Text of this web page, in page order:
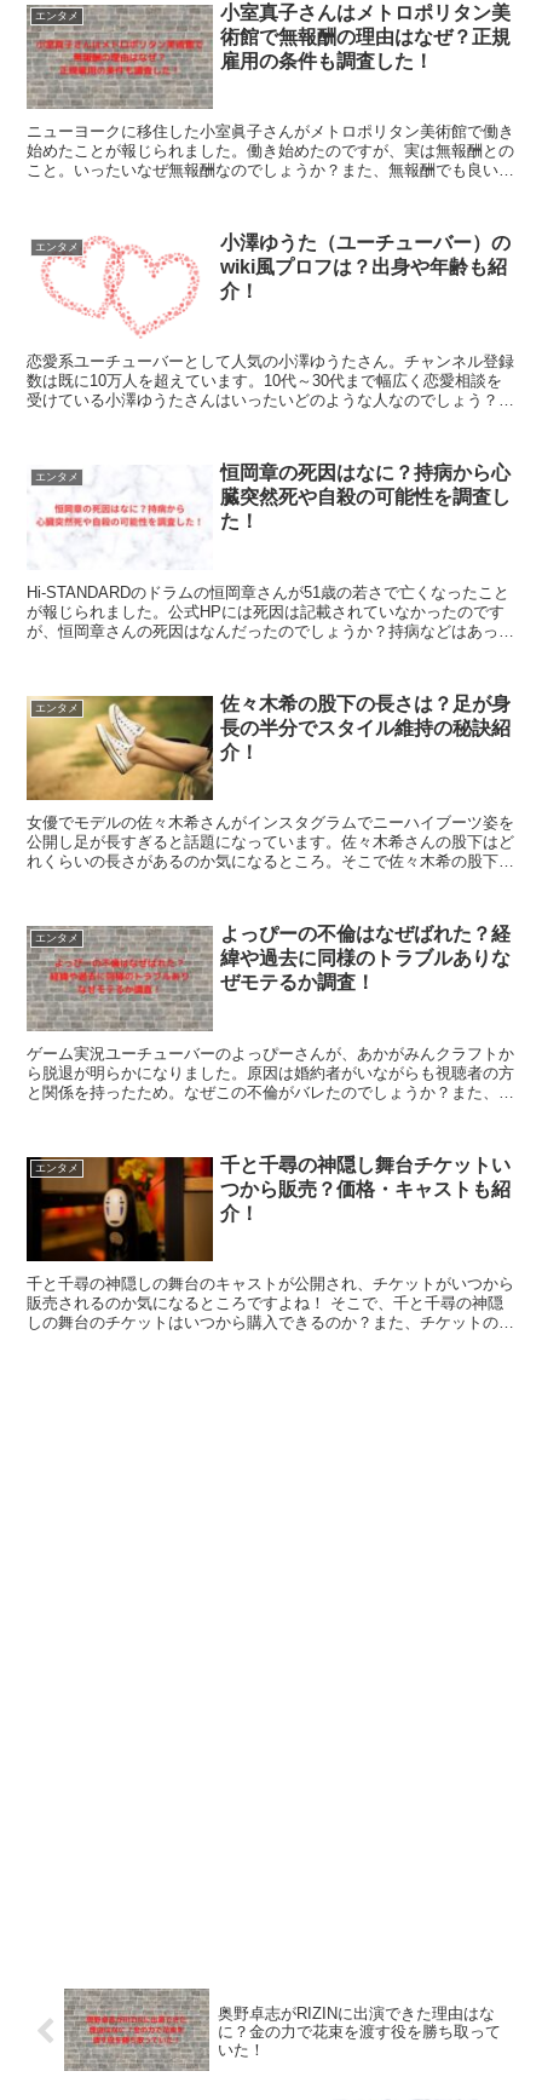
エンタメ
小室真子さんはメトロポリタン美
術館で無報酬の理由はなぜ？正規
雇用の条件も調査した！
ニューヨークに移住した小室眞子さんがメトロポリタン美術館で働き
始めたことが報じられました。働き始めたのですが、実は無報酬との
こと。いったいなぜ無報酬なのでしょうか？また、無報酬でも良い理
エンタメ
小澤ゆうた（ユーチューバー）の
wiki風プロフは？出身や年齢も紹
介！
恋愛系ユーチューバーとして人気の小澤ゆうたさん。チャンネル登録
数は既に10万人を超えています。10代～30代まで幅広く恋愛相談を
受けている小澤ゆうたさんはいったいどのような人なのでしょう？有
エンタメ
恒岡章の死因はなに？持病から心
臓突然死や自殺の可能性を調査し
た！
Hi-STANDARDのドラムの恒岡章さんが51歳の若さで亡くなったこと
が報じられました。公式HPには死因は記載されていなかったのです
が、恒岡章さんの死因はなんだったのでしょうか？持病などはあった
エンタメ
佐々木希の股下の長さは？足が身
長の半分でスタイル維持の秘訣紹
介！
女優でモデルの佐々木希さんがインスタグラムでニーハイブーツ姿を
公開し足が長すぎると話題になっています。佐々木希さんの股下はど
れくらいの長さがあるのか気になるところ。そこで佐々木希の股下の
エンタメ
よっぴーの不倫はなぜばれた？経
緯や過去に同様のトラブルありな
ぜモテるか調査！
ゲーム実況ユーチューバーのよっぴーさんが、あかがみんクラフトか
ら脱退が明らかになりました。原因は婚約者がいながらも視聴者の方
と関係を持ったため。なぜこの不倫がバレたのでしょうか？また、過
エンタメ
千と千尋の神隠し舞台チケットい
つから販売？価格・キャストも紹
介！
千と千尋の神隠しの舞台のキャストが公開され、チケットがいつから
販売されるのか気になるところですよね！ そこで、千と千尋の神隠
しの舞台のチケットはいつから購入できるのか？また、チケットの予
奥野卓志がRIZINに出演できた理由はな
に？金の力で花束を渡す役を勝ち取って
いた！